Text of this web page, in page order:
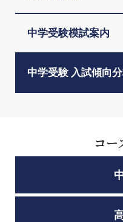
中学受験模試案内
中学受験 入試傾向
コー